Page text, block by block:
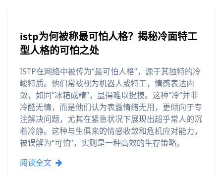
istp为何被称最可怕人格？揭秘冷面特工
型人格的可怕之处
ISTP在网络中被传为“最可怕人格”，源于其独特的冷
峻特质。他们常被视为机器人或特工，情感表达内
敛，如同“冰箱成精”，显得难以捉摸。这种“冷”并非
冷酷无情，而是他们认为表露情绪无用，更倾向于专
注解决问题，尤其在紧急状况下展现出超乎常人的沉
着冷静。这种与生俱来的情感收敛和危机应对能力，
被误解为“可怕”，实则是一种高效的生存策略。
阅读全文